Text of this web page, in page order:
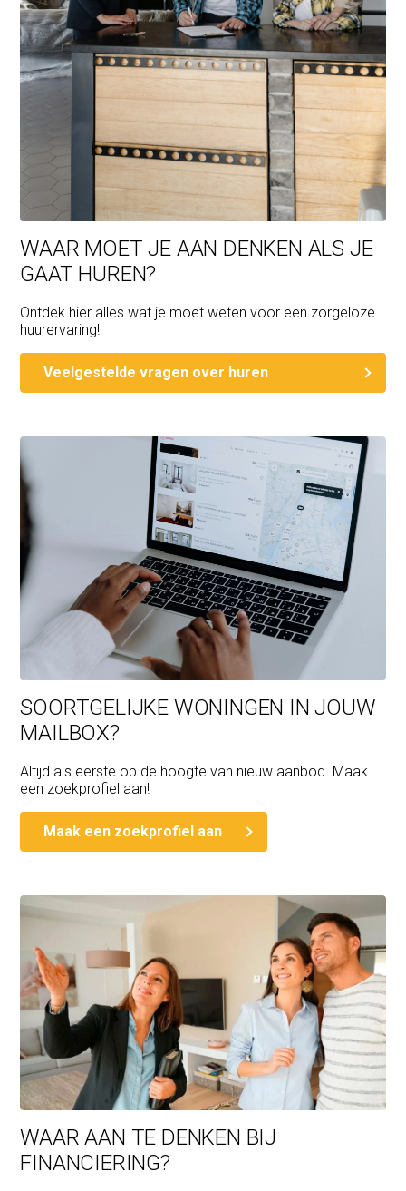
WAAR MOET JE AAN DENKEN ALS JE
GAAT HUREN?
Ontdek hier alles wat je moet weten voor een zorgeloze
huurervaring!
Veelgestelde vragen over huren
SOORTGELIJKE WONINGEN IN JOUW
MAILBOX?
Altijd als eerste op de hoogte van nieuw aanbod. Maak
een zoekprofiel aan!
Maak een zoekprofiel aan
WAAR AAN TE DENKEN BIJ
FINANCIERING?